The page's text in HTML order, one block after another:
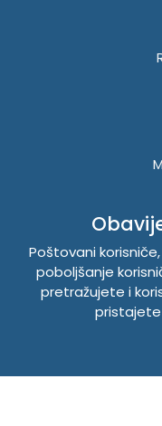
Poštovani
poboljšanje
pretražujete i